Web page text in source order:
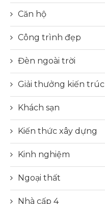
Căn hộ
Công trình đẹp
Đèn ngoài trời
Giải thưởng kiến trúc
Khách sạn
Kiến thức xây dựng
Kinh nghiệm
Ngoại thất
Nhà cấp 4